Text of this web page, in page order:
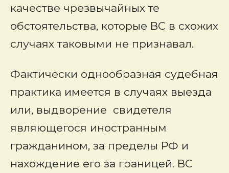
качестве чрезвычайных те
обстоятельства, которые ВС в схожих
случаях таковыми не признавал.
Фактически однообразная судебная
практика имеется в случаях выезда
или, выдворение свидетеля
являющегося иностранным
гражданином, за пределы РФ и
нахождение его за границей. ВС